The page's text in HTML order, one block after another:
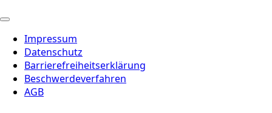
Impressum
Datenschutz
Barrierefreiheitserklärung
Beschwerdeverfahren
AGB